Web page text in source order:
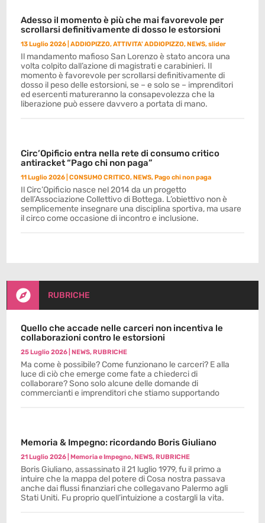
Adesso il momento è più che mai favorevole per
scrollarsi definitivamente di dosso le estorsioni
13 Luglio 2026 |ADDIOPIZZO,ATTIVITA' ADDIOPIZZO,NEWS,slider
Il mandamento mafioso San Lorenzo è stato ancora una
volta colpito dall’azione di magistrati e carabinieri. Il
momento è favorevole per scrollarsi definitivamente di
dosso il peso delle estorsioni, se – e solo se – imprenditori
ed esercenti matureranno la consapevolezza che la
liberazione può essere davvero a portata di mano.
Circ’Opificio entra nella rete di consumo critico
antiracket “Pago chi non paga”
11 Luglio 2026 |CONSUMO CRITICO,NEWS,Pago chi non paga
Il Circ’Opificio nasce nel 2014 da un progetto
dell’Associazione Collettivo di Bottega. L’obiettivo non è
semplicemente insegnare una disciplina sportiva, ma usare
il circo come occasione di incontro e inclusione.
 RUBRICHE
Quello che accade nelle carceri non incentiva le
collaborazioni contro le estorsioni
25 Luglio 2026 |NEWS,RUBRICHE
Ma come è possibile? Come funzionano le carceri? E alla
luce di ciò che emerge come fate a chiederci di
collaborare? Sono solo alcune delle domande di
commercianti e imprenditori che stiamo supportando
Memoria & Impegno: ricordando Boris Giuliano
21 Luglio 2026 |Memoria e Impegno,NEWS,RUBRICHE
Boris Giuliano, assassinato il 21 luglio 1979, fu il primo a
intuire che la mappa del potere di Cosa nostra passava
anche dai flussi finanziari che collegavano Palermo agli
Stati Uniti. Fu proprio quell’intuizione a costargli la vita.